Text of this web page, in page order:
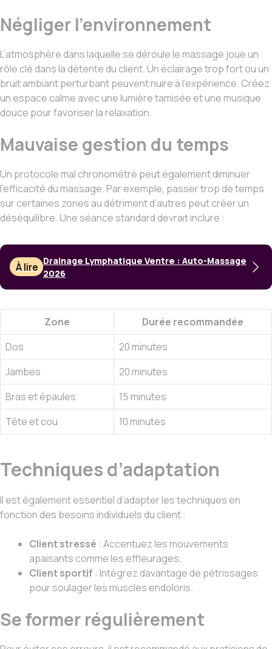
Négliger l’environnement
L’atmosphère dans laquelle se déroule le massage joue un
rôle clé dans la détente du client. Un éclairage trop fort ou un
bruit ambiant perturbant peuvent nuire à l’expérience. Créez
un espace calme avec une lumière tamisée et une musique
douce pour favoriser la relaxation.
Mauvaise gestion du temps
Un protocole mal chronométré peut également diminuer
l’efficacité du massage. Par exemple, passer trop de temps
sur certaines zones au détriment d’autres peut créer un
déséquilibre. Une séance standard devrait inclure :
À lire Drainage Lymphatique Ventre : Auto-Massage
2026
Zone
Durée recommandée
Dos
20 minutes
Jambes
20 minutes
Bras et épaules
15 minutes
Tête et cou
10 minutes
Techniques d’adaptation
Il est également essentiel d’adapter les techniques en
fonction des besoins individuels du client :
Client stressé : Accentuez les mouvements
apaisants comme les effleurages.
Client sportif : Intégrez davantage de pétrissages
pour soulager les muscles endoloris.
Se former régulièrement